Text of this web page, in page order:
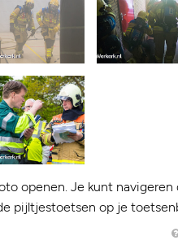
openen. Je kunt
pijltjestoetsen op je